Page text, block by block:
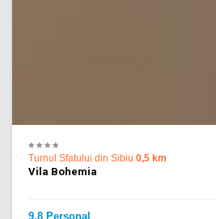
Turnul Sfatului din Sibiu 0,5 km
Vila Bohemia
9.8 Personal